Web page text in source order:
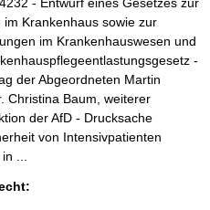
Krankenhaus sowie zur
im Krankenhauswesen und
-
der Abgeordneten Martin
Christina Baum, weiterer
der AfD - Drucksache
von Intensivpatienten
...